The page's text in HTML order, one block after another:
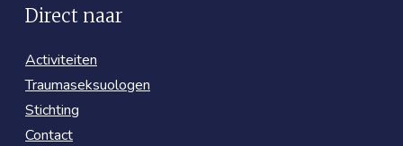
Direct naar
Activiteiten
Traumaseksuologen
Stichting
Contact